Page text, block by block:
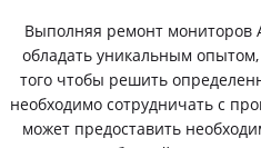
Выполняя ремонт мониторов
обладать уникальным
того чтобы решить
необходимо сотрудничать с
может предоставить